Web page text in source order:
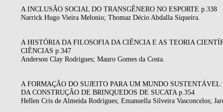
A INCLUSÃO SOCIAL DO TRANSGÊNERO NO ESPORTE p.338
Narrick Hugo Vieira Melonio; Thomaz Décio Abdalla Siqueira.
A HISTÓRIA DA FILOSOFIA DA CIÊNCIA E AS TEORIA
CIÊNCIAS p.347
Anderson Clay Rodrigues; Mauro Gomes da Costa.
A FORMAÇÃO DO SUJEITO PARA UM MUNDO
DA CONSTRUÇÃO DE BRINQUEDOS DE SUCATA p.354
Hellen Cris de Almeida Rodrigues; Emanuella Silveira Vasconcelos;